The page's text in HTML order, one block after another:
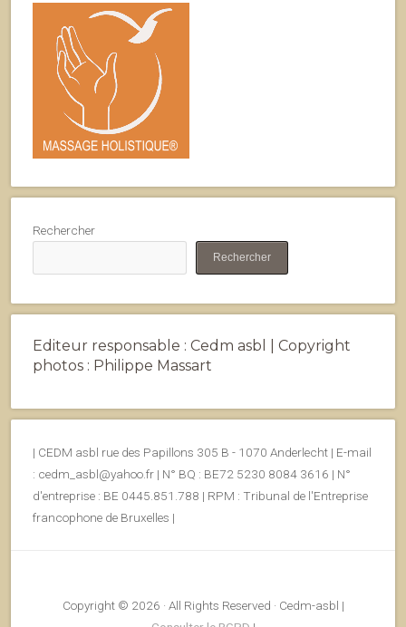
Rechercher
Rechercher
Editeur responsable : Cedm asbl | Copyright
photos : Philippe Massart
| CEDM asbl rue des Papillons 305 B - 1070 Anderlecht | E-mail
: cedm_asbl@yahoo.fr | N° BQ : BE72 5230 8084 3616 | N°
d'entreprise : BE 0445.851.788 | RPM : Tribunal de l'Entreprise
francophone de Bruxelles |
Copyright © 2026 · All Rights Reserved · Cedm-asbl |